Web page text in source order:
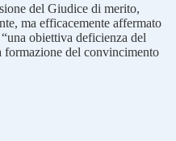
del Giudice di merito,
ma efficacemente affermato
obiettiva deficienza del
del convincimento